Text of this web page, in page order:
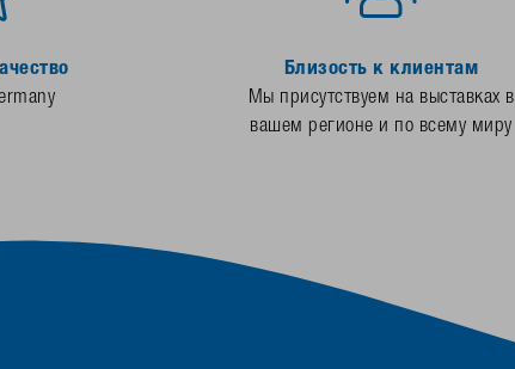
Близость к клиентам
Мы присутствуем на выставках в
вашем регионе и по всему миру